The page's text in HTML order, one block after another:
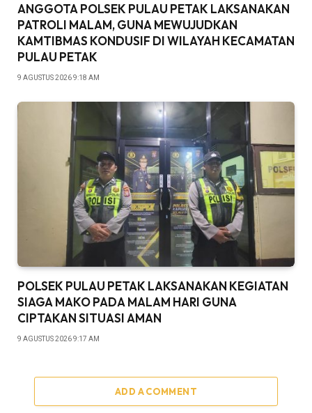
ANGGOTA POLSEK PULAU PETAK LAKSANAKAN
PATROLI MALAM, GUNA MEWUJUDKAN
KAMTIBMAS KONDUSIF DI WILAYAH KECAMATAN
PULAU PETAK
9 AGUSTUS 2026 9:18 AM
POLSEK PULAU PETAK LAKSANAKAN KEGIATAN
SIAGA MAKO PADA MALAM HARI GUNA
CIPTAKAN SITUASI AMAN
9 AGUSTUS 2026 9:17 AM
ADD A COMMENT